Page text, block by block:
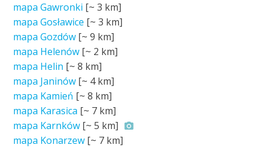
mapa Gawronki [~3 km]
mapa Gosławice [~3 km]
mapa Gozdów [~9 km]
mapa Helenów [~ 2 km]
mapa Helin [~8 km]
mapa Janinów [~ 4 km]
mapa Kamień [~8 km]
mapa Karasica [~ 7 km]
mapa Karnków [~5 km]
mapa Konarzew [~ 7 km]